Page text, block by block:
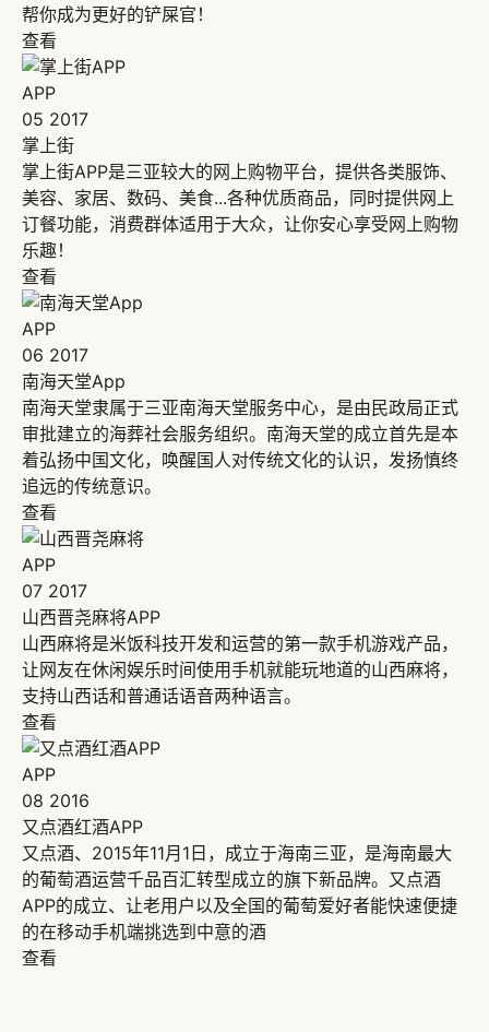
帮你成为更好的铲屎官！
查看
APP
05 2017
掌上街
掌上街APP是三亚较大的网上购物平台，提供各类服饰、
美容、家居、数码、美食...各种优质商品，同时提供网上
订餐功能，消费群体适用于大众，让你安心享受网上购物
乐趣！
查看
APP
06 2017
南海天堂App
南海天堂隶属于三亚南海天堂服务中心，是由民政局正式
审批建立的海葬社会服务组织。南海天堂的成立首先是本
着弘扬中国文化，唤醒国人对传统文化的认识，发扬慎终
追远的传统意识。
查看
APP
07 2017
山西晋尧麻将APP
山西麻将是米饭科技开发和运营的第一款手机游戏产品，
让网友在休闲娱乐时间使用手机就能玩地道的山西麻将，
支持山西话和普通话语音两种语言。
查看
APP
08 2016
又点酒红酒APP
又点酒、2015年11月1日，成立于海南三亚，是海南最大
的葡萄酒运营千品百汇转型成立的旗下新品牌。又点酒
APP的成立、让老用户以及全国的葡萄爱好者能快速便捷
的在移动手机端挑选到中意的酒
查看